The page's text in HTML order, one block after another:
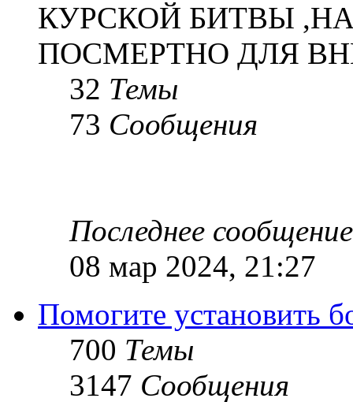
КУРСКОЙ БИТВЫ
ПОСМЕРТНО ДЛЯ
32 Темы
73 Сообщения
Последнее сообщение
08 мар 2024, 21:27
Помогите установить
700 Темы
3147 Сообщения